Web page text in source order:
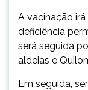
A vacinação irá
deficiência
será seguida
aldeias e
Em seguida,